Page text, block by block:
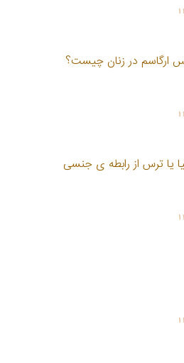
ارگاسم در زنان چیست؟
یا ترس از رابطه ی جنسی